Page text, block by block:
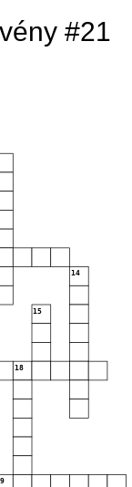
#21
14
15
18